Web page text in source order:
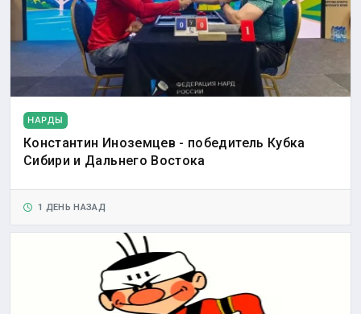
НАРДЫ
Константин Иноземцев - победитель Кубка
Сибири и Дальнего Востока
1 ДЕНЬ НАЗАД